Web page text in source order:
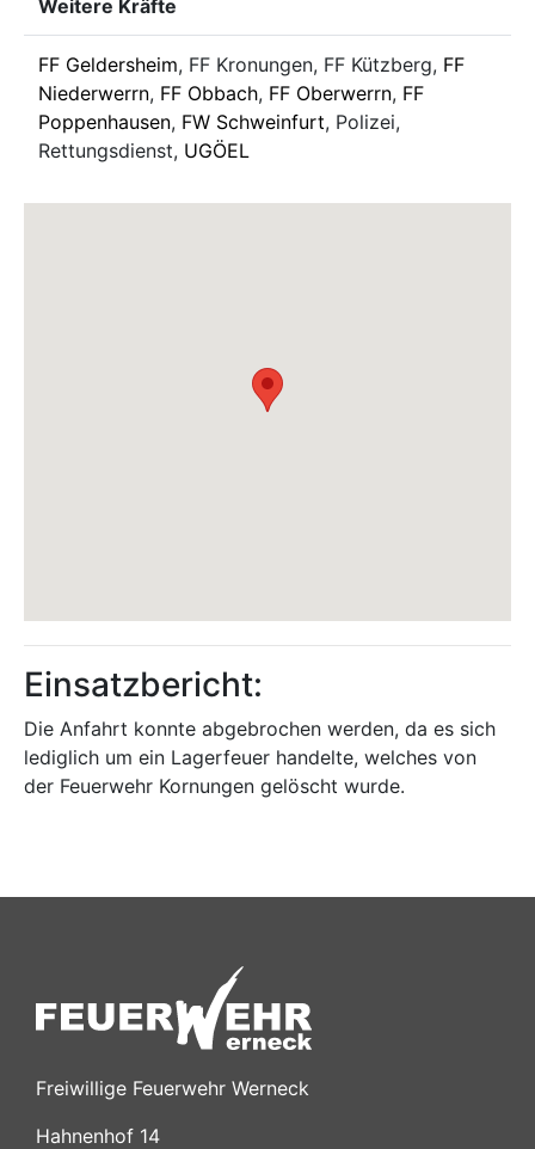
Weitere Kräfte
FF Geldersheim, FF Kronungen, FF Kützberg, FF
Niederwerrn, FF Obbach, FF Oberwerrn, FF
Poppenhausen, FW Schweinfurt, Polizei,
Rettungsdienst, UGÖEL
Einsatzbericht:
Die Anfahrt konnte abgebrochen werden, da es sich
lediglich um ein Lagerfeuer handelte, welches von
der Feuerwehr Kornungen gelöscht wurde.
Freiwillige Feuerwehr Werneck
Hahnenhof 14